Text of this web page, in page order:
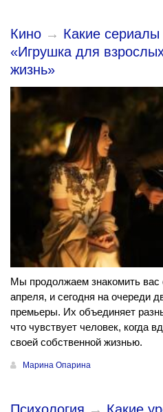
Кино → Какие сериалы
«Игрушка для
жизнь»
Мы продолжаем знакомить
апреля, и сегодня на очереди
премьеры. Их объединяет
что чувствует человек, когда
своей собственной жизнью.
Марина Опарина